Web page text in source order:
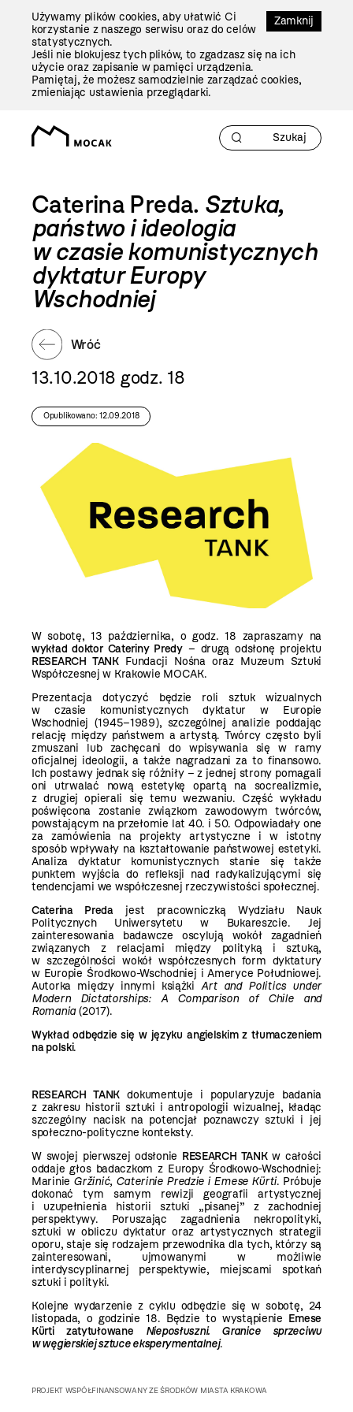
Zamknij
Używamy plików cookies, aby ułatwić Ci
korzystanie z naszego serwisu oraz do celów
statystycznych.
Jeśli nie blokujesz tych plików, to zgadzasz się na ich
użycie oraz zapisanie w pamięci urządzenia.
Pamiętaj, że możesz samodzielnie zarządzać cookies,
zmieniając ustawienia przeglądarki.
Caterina Preda. Sztuka,
państwo i ideologia
w czasie komunistycznych
dyktatur Europy
Wschodniej
Wróć
13.10.2018 godz. 18
Opublikowano: 12.09.2018
W sobotę, 13 października, o godz. 18 zapraszamy na
wykład doktor Cateriny Predy– drugą odsłonę projektu
RESEARCH TANKFundacji Nośnaoraz Muzeum Sztuki
Współczesnej w Krakowie MOCAK.
Prezentacja dotyczyć będzie roli sztuk wizualnych
w czasie komunistycznych dyktatur w Europie
Wschodniej (1945–1989), szczególnej analizie poddając
relację między państwem a artystą. Twórcy często byli
zmuszani lub zachęcani do wpisywania się w ramy
oficjalnej ideologii, a także nagradzani za to finansowo.
Ich postawy jednak się różniły – z jednej strony pomagali
oni utrwalać nową estetykę opartą na socrealizmie,
z drugiej opierali się temu wezwaniu. Część wykładu
poświęcona zostanie związkom zawodowym twórców,
powstającym na przełomie lat 40. i 50. Odpowiadały one
za zamówienia na projekty artystyczne i w istotny
sposób wpływały na kształtowanie państwowej estetyki.
Analiza dyktatur komunistycznych stanie się także
punktem wyjścia do refleksji nad radykalizującymi się
tendencjami we współczesnej rzeczywistości społecznej.
Caterina Predajest pracowniczką Wydziału Nauk
Politycznych Uniwersytetu w Bukareszcie. Jej
zainteresowania badawcze oscylują wokół zagadnień
związanych z relacjami między polityką i sztuką,
w szczególności wokół współczesnych form dyktatury
w Europie Środkowo-Wschodniej i Ameryce Południowej.
Autorka między innymi książkiArt and Politics under
Modern Dictatorships:A Comparison of Chile and
Romania(2017).
Wykład odbędzie się w języku angielskim z tłumaczeniem
na polski.
RESEARCH TANK dokumentuje i popularyzuje badania
z zakresu historii sztuki i antropologii wizualnej, kładąc
szczególny nacisk na potencjał poznawczy sztuki i jej
społeczno-polityczne konteksty.
W swojej pierwszej odsłonie RESEARCH TANKw całości
oddaje głos badaczkom z Europy Środkowo-Wschodniej:
Marinie Gržinić, Caterinie Predzie i Emese Kürti. Próbuje
dokonać tym samym rewizji geografii artystycznej
i uzupełnienia historii sztuki „pisanej” z zachodniej
perspektywy. Poruszając zagadnienia nekropolityki,
sztuki w obliczu dyktatur oraz artystycznych strategii
oporu, staje się rodzajem przewodnika dla tych, którzy są
zainteresowani, ujmowanymi w możliwie
interdyscyplinarnej perspektywie, miejscami spotkań
sztuki i polityki.
Kolejne wydarzenie z cyklu odbędzie się w sobotę, 24
listopada, o godzinie 18. Będzie to wystąpienie Emese
Kürti zatytułowane Nieposłuszni. Granice sprzeciwu
w węgierskiej sztuce eksperymentalnej.
PROJEKT WSPÓŁFINANSOWANY ZE ŚRODKÓW MIASTA KRAKOWA